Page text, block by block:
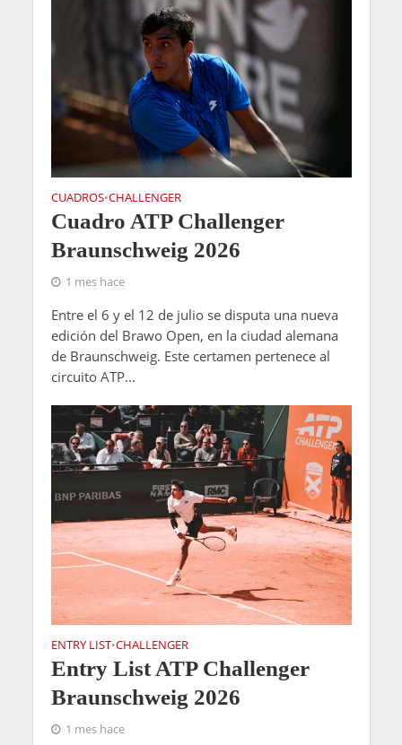
CUADROS•CHALLENGER
Cuadro ATP Challenger
Braunschweig 2026
1 mes hace
Entre el 6 y el 12 de julio se disputa una nueva
edición del Brawo Open, en la ciudad alemana
de Braunschweig. Este certamen pertenece al
circuito ATP...
ENTRY LIST•CHALLENGER
Entry List ATP Challenger
Braunschweig 2026
1 mes hace